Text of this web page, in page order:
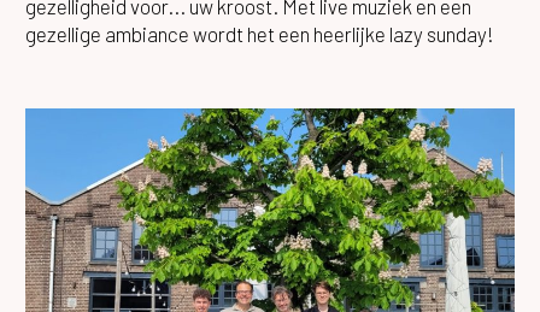
gezelligheid voor... uw kroost. Met live muziek en een
gezellige ambiance wordt het een heerlijke lazy sunday!